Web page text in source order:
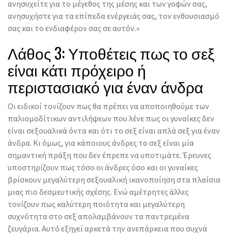
ανησυχείτε για το μέγεθος της μέσης και των γοφών σας,
ανησυχήστε για τα επίπεδα ενέργειάς σας, τον ενθουσιασμό
σας και το ενδιαφέρον σας σε αυτόν.»
Λάθος 3: Υποθέτεις πως το σεξ
είναι κάτι πρόχειρο ή
περιστασιακό για έναν άνδρα
Οι ειδικοί τονίζουν πως θα πρέπει να αποποιηθούμε των
παλιομοδίτικων αντιλήψεων που λένε πως οι γυναίκες δεν
είναι σεξουαλικά όντα και ότι το σεξ είναι απλά σεξ για έναν
άνδρα. Κι όμως, για κάποιους άνδρες το σεξ είναι μία
σημαντική πράξη που δεν έπρεπε να υποτιμάτε. Έρευνες
υποστηρίζουν πως τόσο οι άνδρες όσο και οι γυναίκες
βρίσκουν μεγαλύτερη σεξουαλική ικανοποίηση στα πλαίσια
μιας πιο δεσμευτικής σχέσης. Ενώ αμέτρητες άλλες
τονίζουν πως καλύτερη ποιότητα και μεγαλύτερη
συχνότητα στο σεξ απολαμβάνουν τα παντρεμένα
ζευγάρια. Αυτό εξηγεί αρκετά την ανεπάρκεια που συχνά